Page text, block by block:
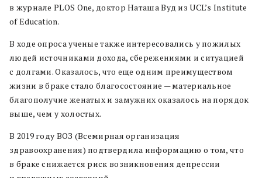
в журнале PLOS One, доктор Наташа Вуд из UCL’s Institute
of Education.
В ходе опроса ученые также интересовались у пожилых
людей источниками дохода, сбережениями и ситуацией
с долгами. Оказалось, что еще одним преимуществом
жизни в браке стало благосостояние — материальное
благополучие женатых и замужних оказалось на порядок
выше, чем у холостых.
В 2019 году ВОЗ (Всемирная организация
здравоохранения) подтвердила информацию о том, что
в браке снижается риск возникновения депрессии